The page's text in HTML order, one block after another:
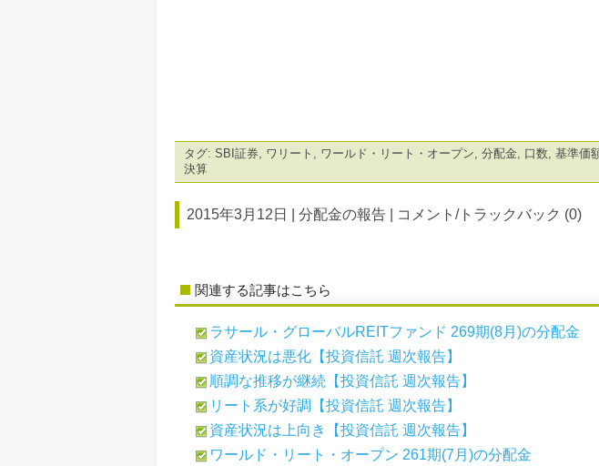
タグ: SBI証券, ワリート , ワールド・リート・オープン, 分配金, 口数, 基準価
決算
2015年3月12日 | 分配金の報告 コメント/トラックバック (0)
関連する記事はこちら
ラサール・グローバルREITファンド 269期(8月)の分配金
資産状況は悪化【投資信託 週次報告】
順調な推移が継続【投資信託 週次報告】
リート系が好調【投資信託 週次報告】
資産状況は上向き【投資信託 週次報告】
ワールド・リート・オープン 261期(7月)の分配金